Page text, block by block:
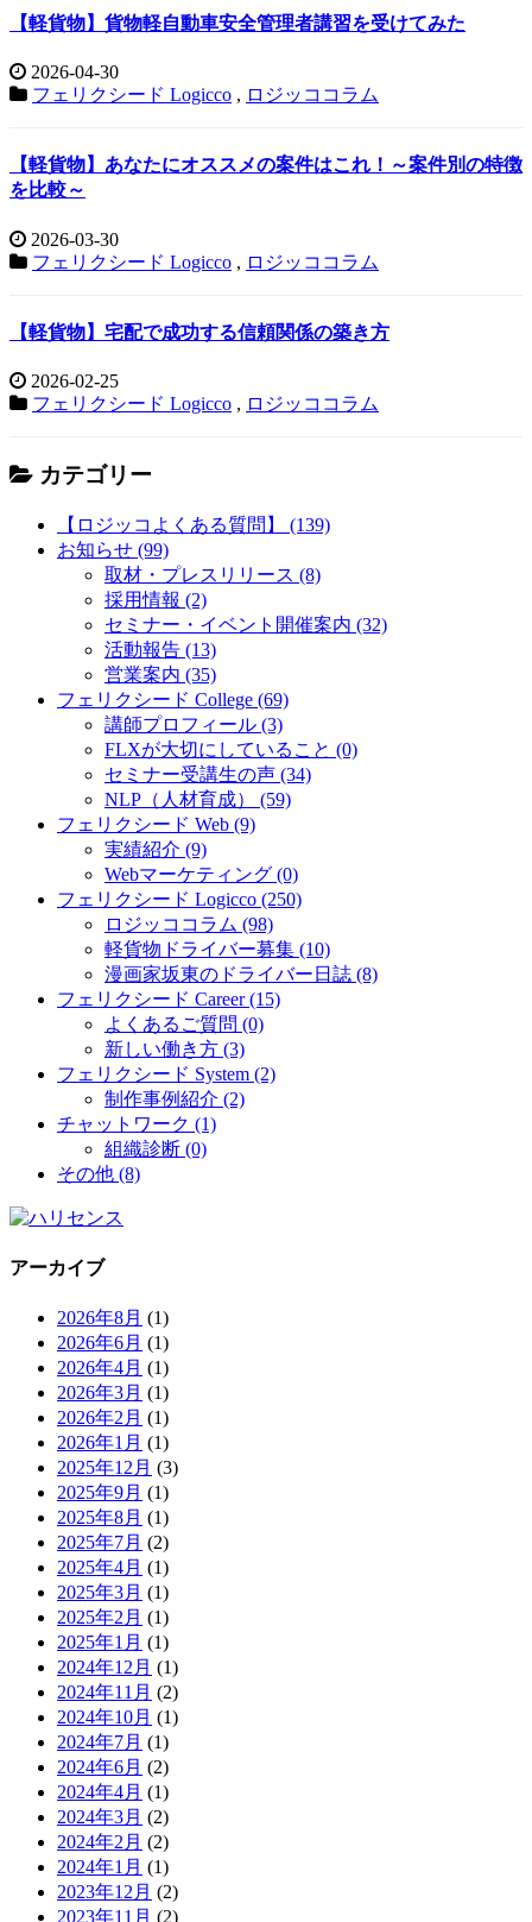
【軽貨物】貨物軽自動車安全管理者講習を受けてみた
2026-04-30
フェリクシード Logicco , ロジッココラム
【軽貨物】あなたにオススメの案件はこれ！～案件別の特徴
を比較～
2026-03-30
フェリクシード Logicco , ロジッココラム
【軽貨物】宅配で成功する信頼関係の築き方
2026-02-25
フェリクシード Logicco , ロジッココラム
カテゴリー
【ロジッコよくある質問】 (139)
お知らせ (99)
取材・プレスリリース (8)
採用情報 (2)
セミナー・イベント開催案内 (32)
活動報告 (13)
営業案内 (35)
フェリクシード College (69)
講師プロフィール (3)
FLXが大切にしていること (0)
セミナー受講生の声 (34)
NLP（人材育成） (59)
フェリクシード Web (9)
実績紹介 (9)
Webマーケティング (0)
フェリクシード Logicco (250)
ロジッココラム (98)
軽貨物ドライバー募集 (10)
漫画家坂東のドライバー日誌 (8)
フェリクシード Career (15)
よくあるご質問 (0)
新しい働き方 (3)
フェリクシード System (2)
制作事例紹介 (2)
チャットワーク (1)
組織診断 (0)
その他 (8)
アーカイブ
2026年8月 (1)
2026年6月 (1)
2026年4月 (1)
2026年3月 (1)
2026年2月 (1)
2026年1月 (1)
2025年12月 (3)
2025年9月 (1)
2025年8月 (1)
2025年7月 (2)
2025年4月 (1)
2025年3月 (1)
2025年2月 (1)
2025年1月 (1)
2024年12月 (1)
2024年11月 (2)
2024年10月 (1)
2024年7月 (1)
2024年6月 (2)
2024年4月 (1)
2024年3月 (2)
2024年2月 (2)
2024年1月 (1)
2023年12月 (2)
2023年11月 (2)